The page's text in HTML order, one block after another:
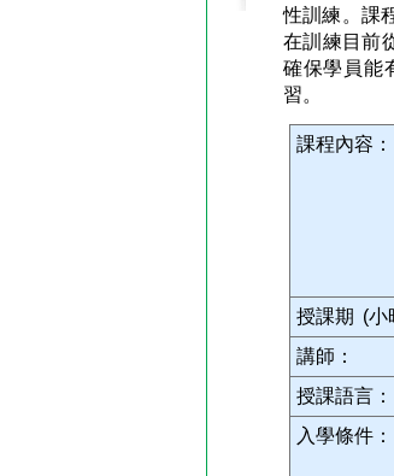
性訓練。課
在訓練目前
確保學員能
習。
課程內容：
授課期 (小
講師：
授課語言：
入學條件：